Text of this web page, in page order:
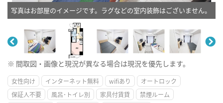
写真はお部屋のイメージです。ラグなどの室内装飾はございません。
※ 間取図・画像と現況が異なる場合は現況を優先します。
女性向け インターネット無料 wifiあり
オートロック
保証人不要
風呂･トイレ別 家具付賃貸
禁煙ルーム